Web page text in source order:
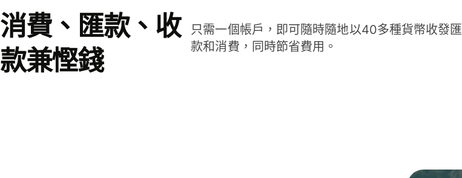
消費、匯款、收
款兼慳錢
只需一個帳戶，即可隨時隨地以40多種貨幣收發匯
款和消費，同時節省費用。